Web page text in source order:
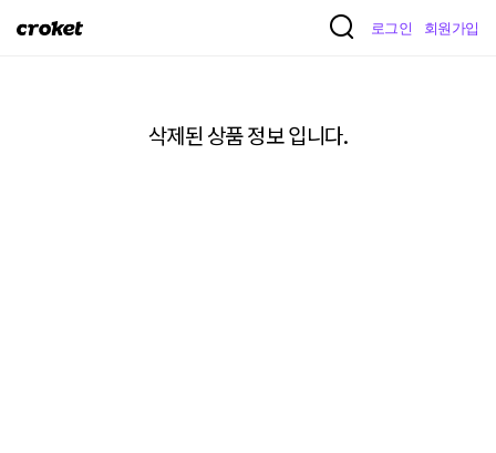
크
로그인 회원가입
삭제된 상품 정보 입니다.